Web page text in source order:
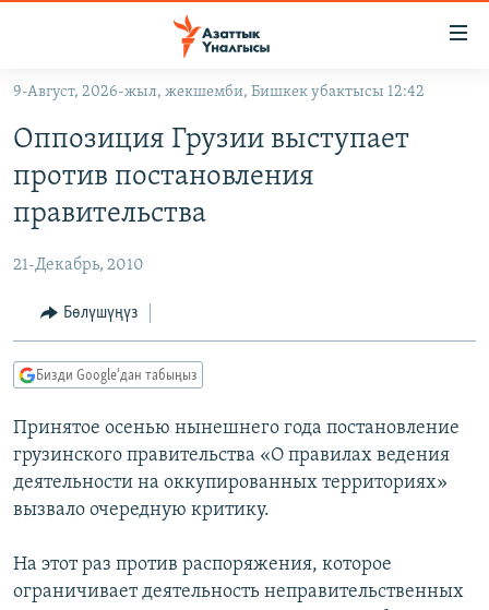
Навигацияга
өтүңүз
салыңыз
КЫРГЫЗСТАН
ЭКОНОМИКА
МАДАНИЯТ
ДҮЙНӨ
БОРБОР АЗИЯ
УКРАИНА
АТАЙЫН ИЛИКТӨӨ
ТВ ПРОГРАММАЛАР
ЭКСПЕРТТЕР ТАЛДАЙТ
БИЗ ЖАНА ДҮЙНӨ
ЭЖЕ-СИҢДИЛЕР
ЫҢГАЙСЫЗ СУРООЛОР
ӨЗГӨЧӨ ПИКИР
Русский
ОНЛАЙН ШЕРИНЕ
9-Август, 2026-жыл, жекшемби, Бишкек убактысы 12:42
Оппозиция Грузии выступает
против постановления
правительства
21-Декабрь, 2010
Бөлүшүңүз
Бизди Google'дан табыңыз
Принятое осенью нынешнего года постановление
грузинского правительства «О правилах ведения
деятельности на оккупированных территориях»
вызвало очередную критику.
На этот раз против распоряжения, которое
ограничивает деятельность неправительственных